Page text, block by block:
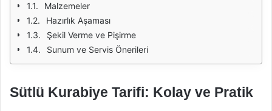
Malzemeler
Hazırlık Aşaması
Şekil Verme ve Pişirme
Sunum ve Servis Önerileri
Sütlü Kurabiye Tarifi: Kolay ve Pratik